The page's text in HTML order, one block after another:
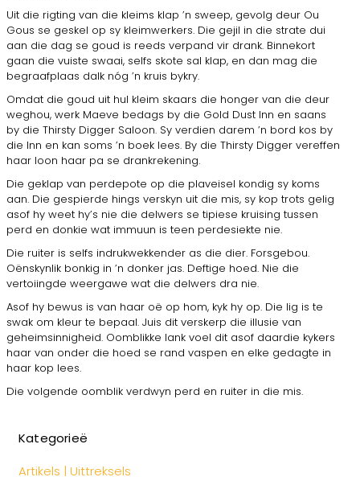
Uit die rigting van die kleims klap ’n sweep, gevolg deur Ou
Gous se geskel op sy kleimwerkers. Die gejil in die strate dui
aan die dag se goud is reeds verpand vir drank. Binnekort
gaan die vuiste swaai, selfs skote sal klap, en dan mag die
begraafplaas dalk nóg ’n kruis bykry.
Omdat die goud uit hul kleim skaars die honger van die deur
weghou, werk Maeve bedags by die Gold Dust Inn en saans
by die Thirsty Digger Saloon. Sy verdien darem ’n bord kos by
die Inn en kan soms ’n boek lees. By die Thirsty Digger vereffen
haar loon haar pa se drankrekening.
Die geklap van perdepote op die plaveisel kondig sy koms
aan. Die gespierde hings verskyn uit die mis, sy kop trots gelig
asof hy weet hy’s nie die delwers se tipiese kruising tussen
perd en donkie wat immuun is teen perdesiekte nie.
Die ruiter is selfs indrukwekkender as die dier. Forsgebou.
Oënskynlik bonkig in ’n donker jas. Deftige hoed. Nie die
vertoiingde weergawe wat die delwers dra nie.
Asof hy bewus is van haar oë op hom, kyk hy op. Die lig is te
swak om kleur te bepaal. Juis dit verskerp die illusie van
geheimsinnigheid. Oomblikke lank voel dit asof daardie kykers
haar van onder die hoed se rand vaspen en elke gedagte in
haar kop lees.
Die volgende oomblik verdwyn perd en ruiter in die mis.
Kategorieë
Artikels | Uittreksels